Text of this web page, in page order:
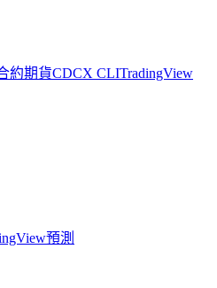
約期貨CDCX CLITradingView
預測